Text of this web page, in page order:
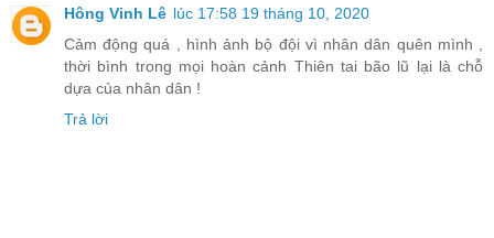
Hông Vinh Lê lúc 17:58 19 tháng 10, 2020
Cảm động quá , hình ảnh bộ đội vì nhân dân quên mình ,
thời bình trong mọi hoàn cảnh Thiên tai bão lũ lại là chỗ
dựa của nhân dân !
Trả lời